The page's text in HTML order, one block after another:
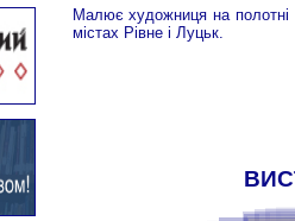
Малює художниця на
містах Рівне і Луцьк.